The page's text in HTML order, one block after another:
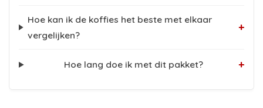
Hoe kan ik de koffies het beste met elkaar
vergelijken?
+
Hoe lang doe ik met dit pakket? +